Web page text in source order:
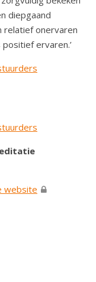
diepgaand
relatief onervaren
ervaren.’
website